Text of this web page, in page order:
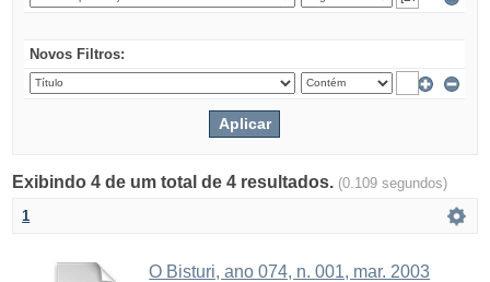
Novos Filtros:
Exibindo 4 de um total de 4 resultados. (0.109 segundos)
1
O Bisturi, ano 074, n. 001, mar. 2003